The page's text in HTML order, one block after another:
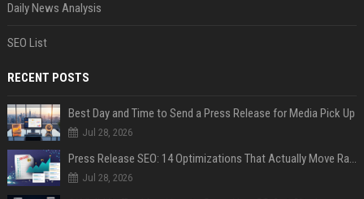
Daily News Analysis
SEO List
RECENT POSTS
Best Day and Time to Send a Press Release for Media Pick Up
Jul 28, 2026
Press Release SEO: 14 Optimizations That Actually Move Rankings
Jul 28, 2026